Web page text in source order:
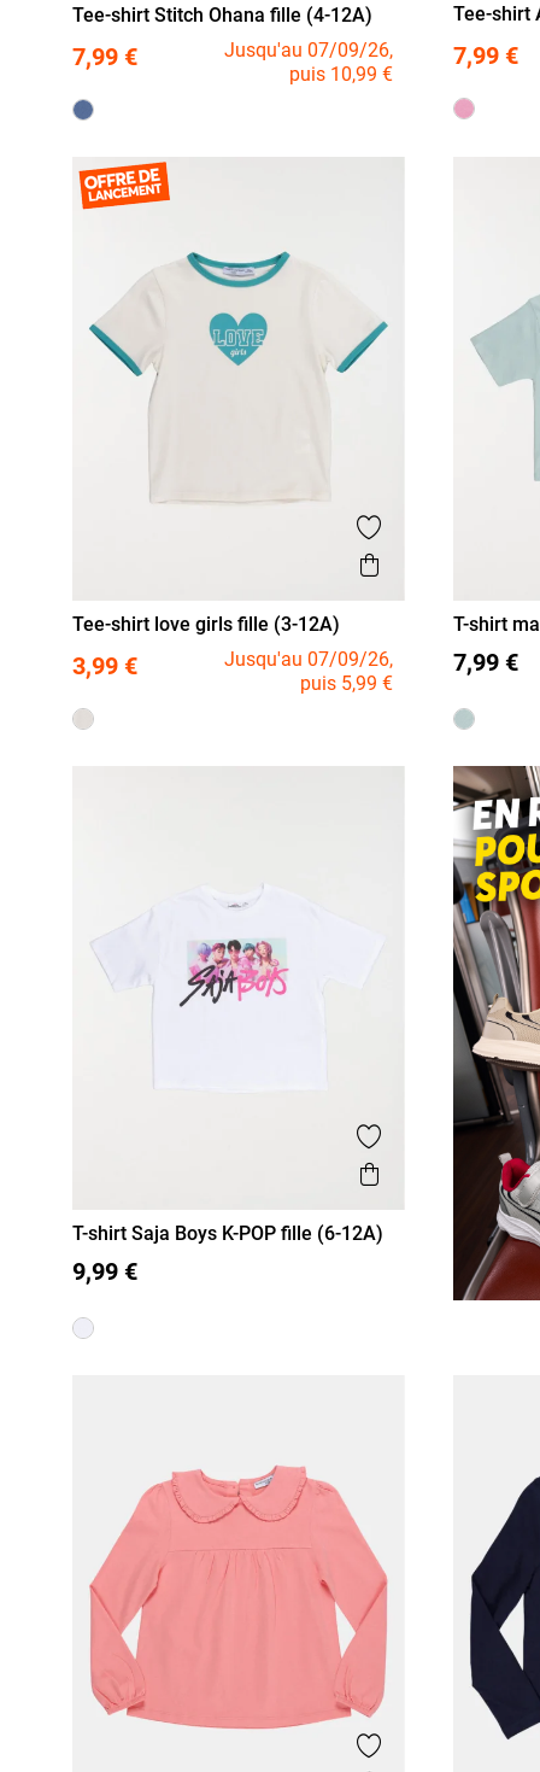
4 A 8 A 10 A 12 A
Tee-shirt Stitch Ohana fille (4-12A)
7,99 €
Jusqu'au 07/09/26,
puis 10,99 €
4 A
Tee-shirt
7,99 €
Ajouter aux
Aperçu rapide
3 A 4 A 5 A 6 A 8 A 10 A
Tee-shirt love girls fille (3-12A)
3,99 €
Jusqu'au 07/09/26,
puis 5,99 €
3 A 4
T-shirt
7,99 €
Ajouter aux
Aperçu rapide
6 A
T-shirt Saja Boys K-POP fille (6-12A)
9,99 €